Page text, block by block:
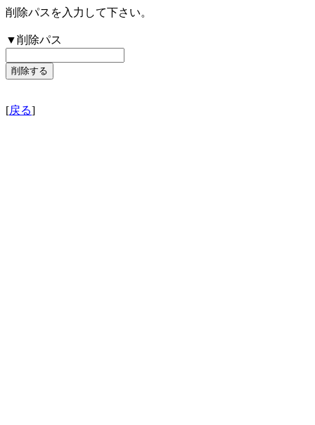
削除パスを入力して下さい。
▼削除パス
[戻る]